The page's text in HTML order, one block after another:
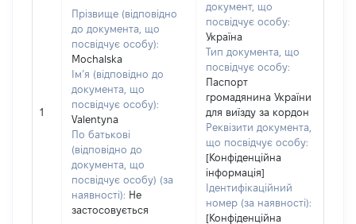
1
Прізвище (відповідно
до документа, що
посвідчує особу):
Mochalska
Ім’я (відповідно до
документа, що
посвідчує особу):
Valentyna
По батькові
(відповідно до
документа, що
посвідчує особу) (за
наявності): Не
застосовується
документ, що
посвідчує особу:
Україна
Тип документа, що
посвідчує особу:
Паспорт
громадянина України
для виїзду за кордон
Реквізити документа,
що посвідчує особу:
[Конфіденційна
інформація]
Ідентифікаційний
номер (за наявності):
[Конфіденційна